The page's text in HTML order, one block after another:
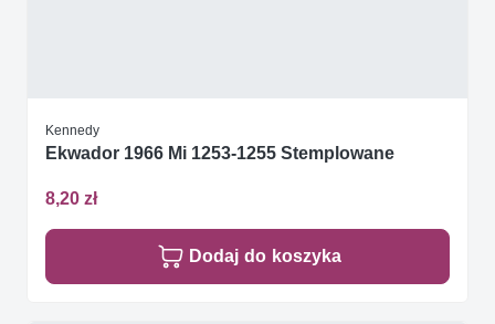
Kennedy
Ekwador 1966 Mi 1253-1255 Stemplowane
8,20 zł
Dodaj do koszyka